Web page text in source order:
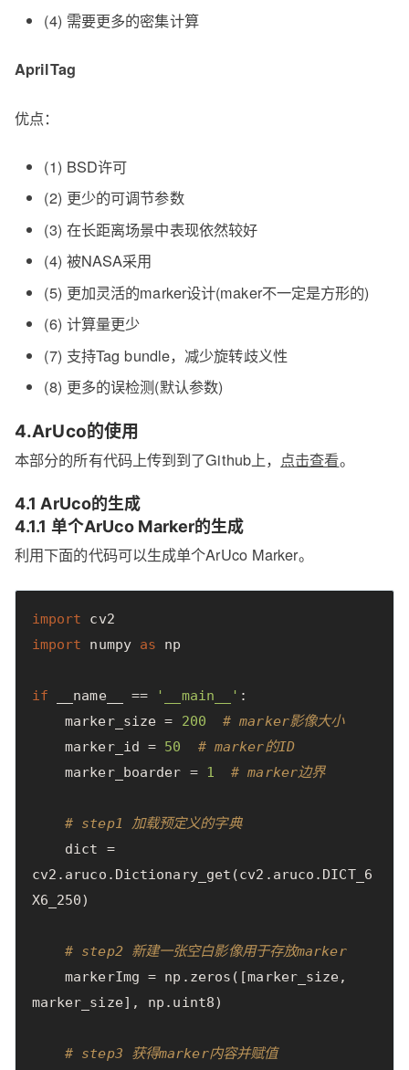
(4) 需要更多的密集计算
AprilTag
优点：
(1) BSD许可
(2) 更少的可调节参数
(3) 在长距离场景中表现依然较好
(4) 被NASA采用
(5) 更加灵活的marker设计(maker不一定是方形的)
(6) 计算量更少
(7) 支持Tag bundle，减少旋转歧义性
(8) 更多的误检测(默认参数)
4.ArUco的使用
本部分的所有代码上传到到了Github上， 点击查看。
4.1 ArUco的生成
4.1.1 单个ArUco Marker的生成
利用下面的代码可以生成单个ArUco Marker。
import
cv2
import
numpy as np
if __name__ == '__main__' :
marker_size = 200
# marker影像大小
marker_id = 50
# marker的ID
marker_boarder = 1 # marker边界
# step1 加载预定义的字典
dict
=
cv2 . aruco . Dictionary_get (cv2 . aruco . DICT_6
X6_250)
# step2 新建一张空白影像用于存放marker
markerImg = np . zeros ([marker_size,
marker_size], np . uint8)
# step3 获得marker内容并赋值